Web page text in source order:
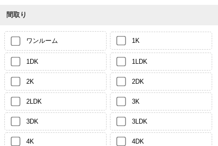
間取り
ワンルーム 1K
1DK 1LDK
2K 2DK
2LDK 3K
3DK 3LDK
4K 4DK